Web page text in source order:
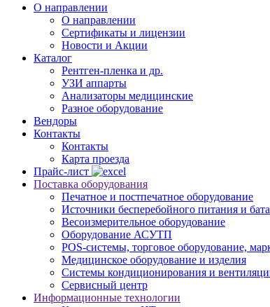
О направлении
О направлении
Сертификаты и лицензии
Новости и Акции
Каталог
Рентген-пленка и др.
УЗИ аппарты
Анализаторы медицинские
Разное оборудование
Вендоры
Контакты
Контакты
Карта проезда
Прайс-лист
Поставка оборудования
Печатное и постпечатное оборудование
Источники бесперебойного питания и
Весоизмерительное оборудование
Оборудование АСУТП
POS-системы, торговое оборудование,
Медицинское оборудование и изделия
Системы кондиционирования и
Сервисный центр
Информационные технологии